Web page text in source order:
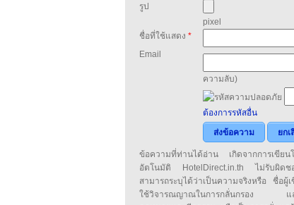
รูป
pixel
ชื่อที่ใช้แสดง *
Email
ความลับ)
ต้องการรหัสอื่น
ส่งข้อความ
ยกเ
ข้อความที่ท่านได้อ่าน เกิดจากการเขีย
อัตโนมัติ HotelDirect.in.th ไม่รับผิดช
สามารถระบุได้ว่าเป็นความจริงหรือ ชื่อผู้
ใช้วิจารณญาณในการกลั่นกรอง และ